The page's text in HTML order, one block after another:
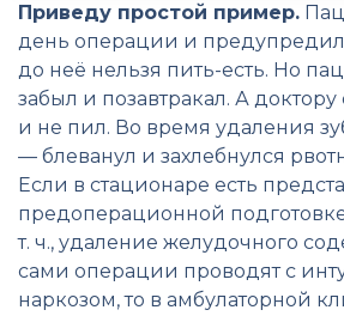
Приведу простой пример.
день операции и
до неё нельзя пить-есть. Но
забыл и позавтракал. А доктору
и не пил. Во время удаления
— блеванул и захлебнулся
Если в стационаре есть
предоперационной
т. ч., удаление желудочного
сами операции проводят с
наркозом, то в амбулаторной